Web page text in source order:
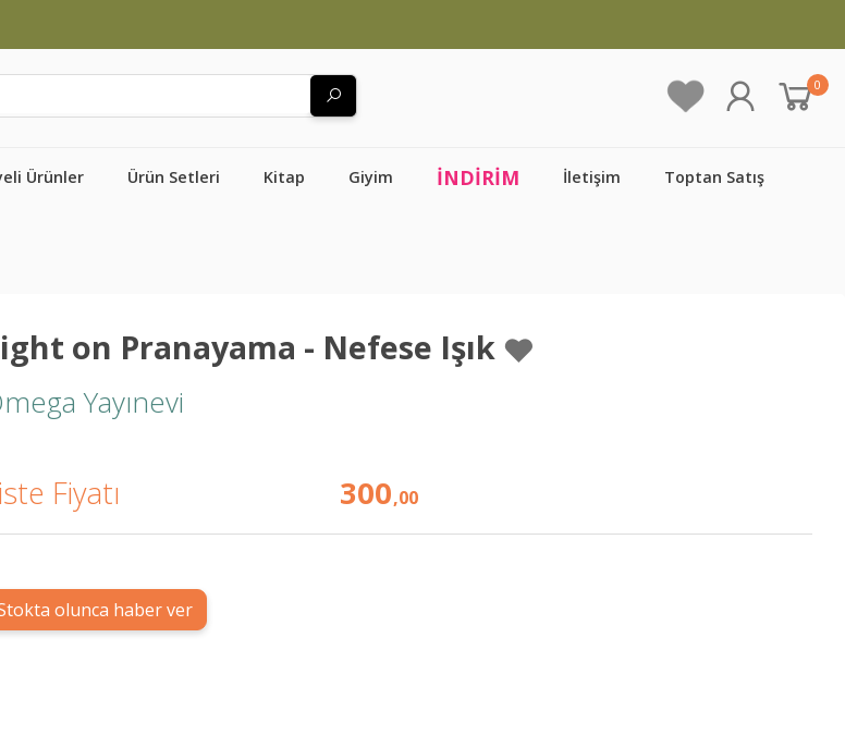
0
Ürünler Ürün Setleri Kitap Giyim İNDİRİM İletişim Toptan Satış
on Pranayama - Nefese Işık
Yayınevi
Fiyatı 300,00
olunca haber ver